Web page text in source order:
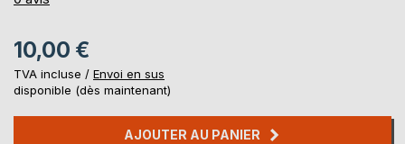
10,00 €
TVA incluse / Envoi en sus
disponible (dès maintenant)
AJOUTER AU PANIER